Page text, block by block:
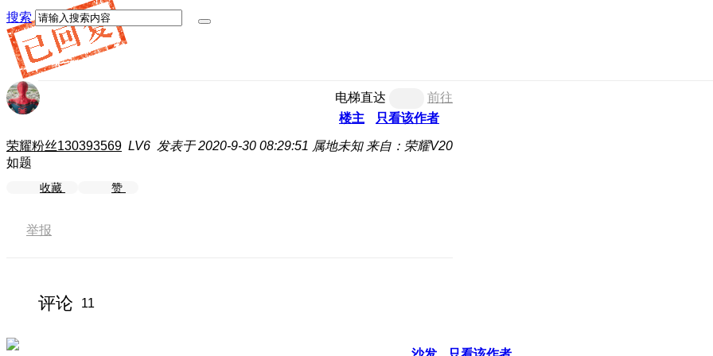
搜索
电梯直达
前往
楼主
只看该作者
荣耀粉丝130393569 LV6 发表于 2020-9-30 08:29:51 属地未知 来自：荣耀V20
如题
收藏 赞
举报
评论 11